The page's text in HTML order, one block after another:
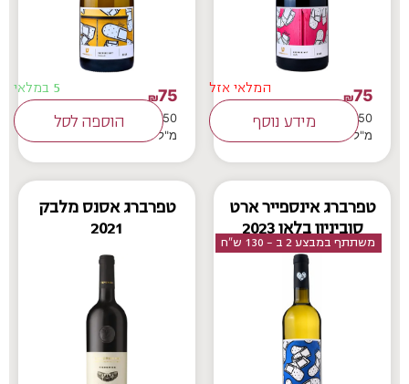
₪75
750
מ"ל
המלאי אזל
מידע נוסף
₪75
750
מ"ל
5 במלאי
הוספה לסל
טפרברג אינספייר ארט
סוביניון בלאן 2023
משתתף במבצע 2 ב - 130 ש"ח
טפרברג אסנס מלבק
2021